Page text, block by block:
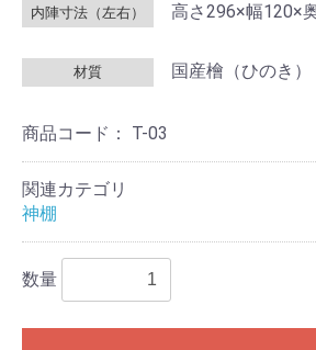
内陣寸法（左右） 高さ296×幅120×
材質 国産檜（ひのき）
商品コード： T-03
関連カテゴリ
神棚
数量